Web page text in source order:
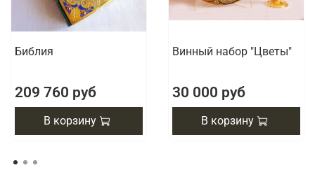
Библия
209 760 руб
В корзину
Винный набор "Цветы"
30 000 руб
В корзину